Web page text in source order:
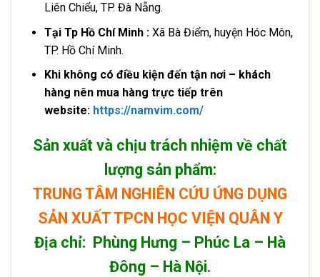
Liên Chiểu, TP. Đà Nẵng.
Tại Tp Hồ Chí Minh :Xã Bà Điểm, huyện Hóc Môn,
TP. Hồ Chí Minh.
Khi không có điều kiện đến tận nơi – khách
hàng nên mua hàng trực tiếp trên
website: https://namvim.com/
Sản xuất và chịu trách nhiệm về chất
lượng sản phẩm:
TRUNG TÂM NGHIÊN CỨU ỨNG DỤNG
SẢN XUẤT TPCN HỌC VIỆN QUÂN Y
Địa chỉ: Phùng Hưng – Phúc La – Hà
Đông – Hà Nội.